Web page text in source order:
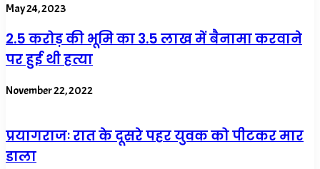
May 24, 2023
2.5 करोड़ की भूमि का 3.5 लाख में बैनामा करवाने
पर हुई थी हत्या
November 22, 2022
प्रयागराजः रात के दूसरे पहर युवक को पीटकर मार
डाला